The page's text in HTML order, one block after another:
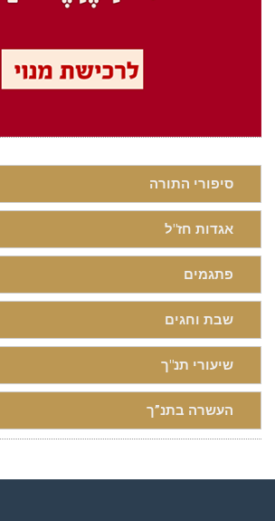
סיפורי התורה
אגדות חז"ל
פתגמים
שבת וחגים
שיעורי תנ"ך
העשרה בתנ”ך